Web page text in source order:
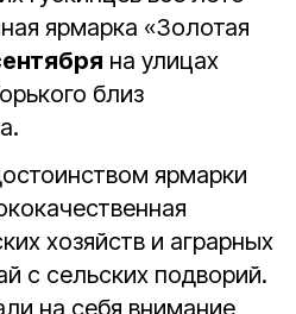
ярмарка «Золотая
на улицах
близ
ярмарки
хозяйств и аграрных
с сельских подворий.
на себя внимание